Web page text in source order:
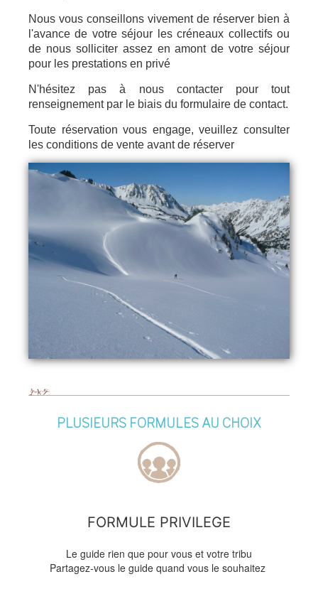
Nous vous conseillons vivement de réserver bien à
l'avance de votre séjour les créneaux collectifs ou
de nous solliciter assez en amont de votre séjour
pour les prestations en privé
N'hésitez pas à nous contacter pour tout
renseignement par le biais du formulaire de contact.
Toute réservation vous engage, veuillez consulter
les conditions de vente avant de réserver
PLUSIEURS FORMULES AU CHOIX
FORMULE PRIVILEGE
Le guide rien que pour vous et votre tribu
Partagez-vous le guide quand vous le souhaitez